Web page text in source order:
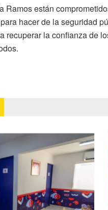
Ramos están
hacer de la seguridad
recuperar la confianza de